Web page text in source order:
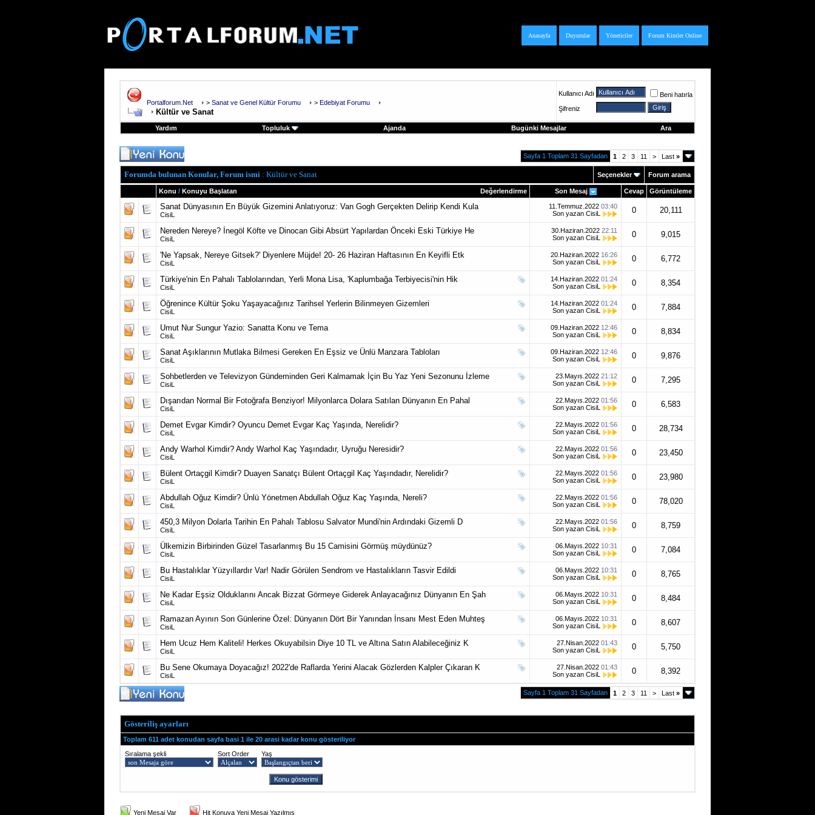
Forum Kimler Online
Yöneticiler
Duyurular
Anasayfa
Portalforum.Net > Sanat ve Genel Kültür Forumu > Edebiyat Forumu
Kültür ve Sanat
Kullanıcı Adı
Beni hatırla
Şifreniz
Yardım Topluluk Ajanda Bugünki Mesajlar Ara
Sayfa 1 Toplam 31 Sayfadan 1 2 3 11 > Last »
Forumda bulunan Konular, Forum ismi : Kültür ve Sanat Seçenekler Forum arama
Değerlendirme
Konu / Konuyu Başlatan Son Mesaj Cevap Görüntüleme
Sanat Dünyasının En Büyük Gizemini Anlatıyoruz: Van Gogh Gerçekten Delirip Kendi Kula
CisiL
11.Temmuz.2022 03:40
Son yazan CisiL 0 20,111
Nereden Nereye? İnegöl Köfte ve Dinocan Gibi Absürt Yapılardan Önceki Eski Türkiye He
CisiL
30.Haziran.2022 22:11
Son yazan CisiL 0 9,015
'Ne Yapsak, Nereye Gitsek?' Diyenlere Müjde! 20- 26 Haziran Haftasının En Keyifli Etk
CisiL
20.Haziran.2022 16:26
Son yazan CisiL 0 6,772
Türkiye'nin En Pahalı Tablolarından, Yerli Mona Lisa, 'Kaplumbağa Terbiyecisi'nin Hik
CisiL
14.Haziran.2022 01:24
Son yazan CisiL 0 8,354
Öğrenince Kültür Şoku Yaşayacağınız Tarihsel Yerlerin Bilinmeyen Gizemleri
CisiL
14.Haziran.2022 01:24
Son yazan CisiL 0 7,884
Umut Nur Sungur Yazio: Sanatta Konu ve Tema
CisiL
09.Haziran.2022 12:46
Son yazan CisiL 0 8,834
Sanat Aşıklarının Mutlaka Bilmesi Gereken En Eşsiz ve Ünlü Manzara Tabloları
CisiL
09.Haziran.2022 12:46
Son yazan CisiL 0 9,876
Sohbetlerden ve Televizyon Gündeminden Geri Kalmamak İçin Bu Yaz Yeni Sezonunu İzleme
CisiL
23.Mayıs.2022 21:12
Son yazan CisiL 0 7,295
Dışarıdan Normal Bir Fotoğrafa Benziyor! Milyonlarca Dolara Satılan Dünyanın En Pahal
CisiL
22.Mayıs.2022 01:56
Son yazan CisiL 0 6,583
Demet Evgar Kimdir? Oyuncu Demet Evgar Kaç Yaşında, Nerelidir?
CisiL
22.Mayıs.2022 01:56
Son yazan CisiL 0 28,734
Andy Warhol Kimdir? Andy Warhol Kaç Yaşındadır, Uyruğu Neresidir?
CisiL
22.Mayıs.2022 01:56
Son yazan CisiL 0 23,450
Bülent Ortaçgil Kimdir? Duayen Sanatçı Bülent Ortaçgil Kaç Yaşındadır, Nerelidir?
CisiL
22.Mayıs.2022 01:56
Son yazan CisiL 0 23,980
Abdullah Oğuz Kimdir? Ünlü Yönetmen Abdullah Oğuz Kaç Yaşında, Nereli?
CisiL
22.Mayıs.2022 01:56
Son yazan CisiL 0 78,020
450,3 Milyon Dolarla Tarihin En Pahalı Tablosu Salvator Mundi'nin Ardındaki Gizemli D
CisiL
22.Mayıs.2022 01:56
Son yazan CisiL 0 8,759
Ülkemizin Birbirinden Güzel Tasarlanmış Bu 15 Camisini Görmüş müydünüz?
CisiL
06.Mayıs.2022 10:31
Son yazan CisiL 0 7,084
Bu Hastalıklar Yüzyıllardır Var! Nadir Görülen Sendrom ve Hastalıkların Tasvir Edildi
CisiL
06.Mayıs.2022 10:31
Son yazan CisiL 0 8,765
Ne Kadar Eşsiz Olduklarını Ancak Bizzat Görmeye Giderek Anlayacağınız Dünyanın En Şah
CisiL
06.Mayıs.2022 10:31
Son yazan CisiL 0 8,484
Ramazan Ayının Son Günlerine Özel: Dünyanın Dört Bir Yanından İnsanı Mest Eden Muhteş
CisiL
06.Mayıs.2022 10:31
Son yazan CisiL 0 8,607
Hem Ucuz Hem Kaliteli! Herkes Okuyabilsin Diye 10 TL ve Altına Satın Alabileceğiniz K
CisiL
27.Nisan.2022 01:43
Son yazan CisiL 0 5,750
Bu Sene Okumaya Doyacağız! 2022'de Raflarda Yerini Alacak Gözlerden Kalpler Çıkaran K
CisiL
27.Nisan.2022 01:43
Son yazan CisiL 0 8,392
Sayfa 1 Toplam 31 Sayfadan 1 2 3 11 > Last »
Gösteriliş ayarları
Toplam 611 adet konudan sayfa basi 1 ile 20 arasi kadar konu gösteriliyor
Sıralama şekli
Sort Order Yaş
Yeni Mesaj Var Hit Konuya Yeni Mesaj Yazılmış